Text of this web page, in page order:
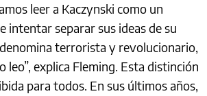
leer a Kaczynski como un
intentar separar sus ideas de su
terrorista y revolucionario,
leo”, explica Fleming. Esta distinción
para todos. En sus últimos años,